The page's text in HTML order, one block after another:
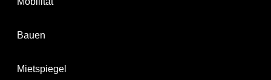
Bauen
Mietspiegel